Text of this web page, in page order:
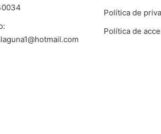
Política de
Política de